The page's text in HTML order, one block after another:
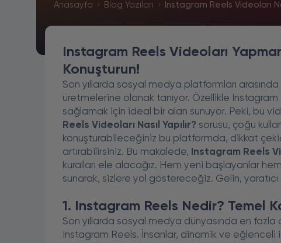
Anasayfa Blog Yazıları Instagram Reels Videoları
Instagram Reels Videoları
Konuşturun!
Son yıllarda sosyal medya platformları arasında
üretmelerine olanak tanıyor. Özellikle
sağlamak için ideal bir alan sunuyor. Peki, bu
Reels Videoları Nasıl Yapılır? sorusu, çoğu
konuşturabileceğiniz bu platformda, dikkat
artırabilirsiniz. Bu makalede, Instagram Reels
kuralları ele alacağız. Hem yeni başlayanlar
sunarak, sizlere yol göstereceğiz. Gelin,
1. Instagram Reels Nedir? Temel
Son yıllarda sosyal medya dünyasında en
Instagram Reels. İnsanlar, dinamik ve